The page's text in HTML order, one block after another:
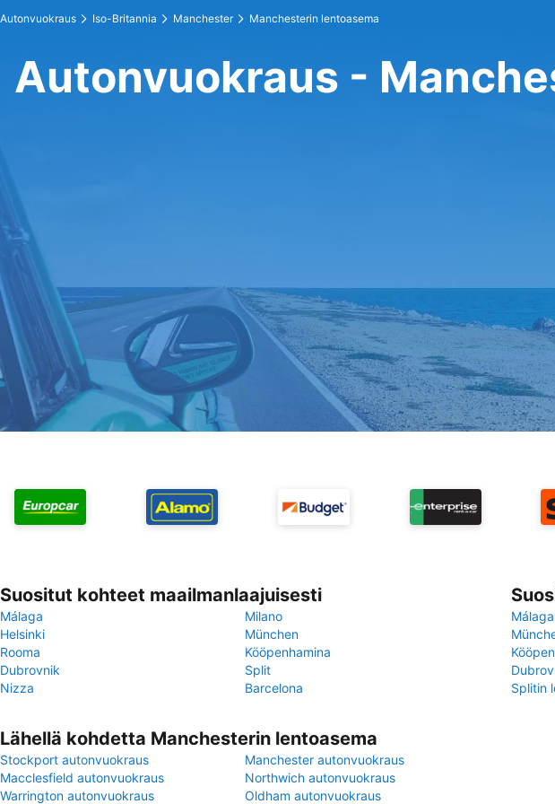
Autonvuokraus Iso-Britannia Manchester Manchesterin lentoasema
Autonvuokraus -
Suositut kohteet maailmanlaajuisesti
Málaga
Milano
Helsinki
München
Rooma
Kööpenhamina
Dubrovnik
Split
Nizza
Barcelona
Splitin
Lähellä kohdetta Manchesterin lentoasema
Stockport autonvuokraus
Manchester autonvuokraus
Macclesfield autonvuokraus
Northwich autonvuokraus
Warrington autonvuokraus
Oldham autonvuokraus